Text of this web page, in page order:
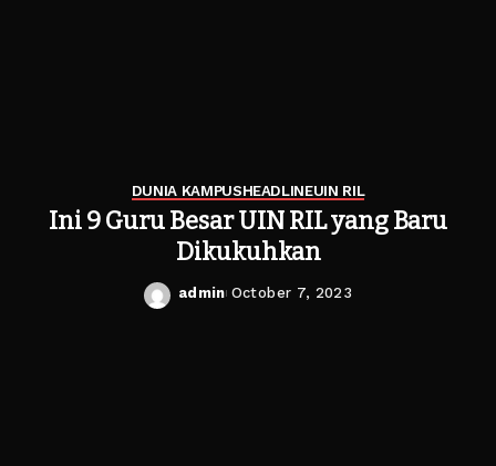
DUNIA KAMPUSHEADLINEUIN RIL
Ini 9 Guru Besar UIN RIL yang Baru
Dikukuhkan
Posted
admin October 7, 2023